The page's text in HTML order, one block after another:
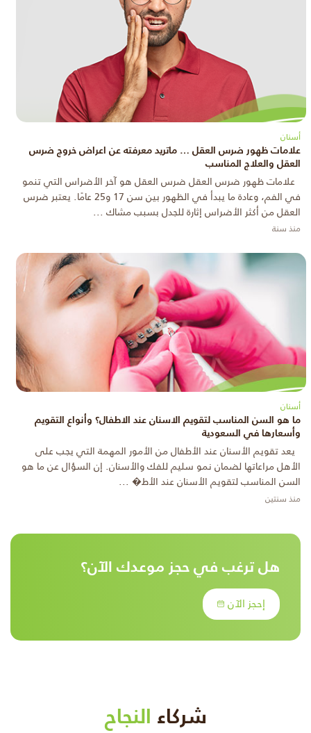
أسنان
علامات ظهور ضرس العقل … ماتريد معرفته عن اعراض خروج ضرس
العقل والعلاج المناسب
علامات ظهور ضرس العقل ضرس العقل هو آخر الأضراس التي تنمو
في الفم، وعادة ما يبدأ في الظهور بين سن 17 و25 عامًا. يعتبر ضرس
العقل من أكثر الأضراس إثارة للجدل بسبب مشاك ...
منذ سنة
أسنان
ما هو السن المناسب لتقويم الاسنان عند الاطفال؟ وأنواع التقويم
وأسعارها في السعودية
يعد تقويم الأسنان عند الأطفال من الأمور المهمة التي يجب على
الأهل مراعاتها لضمان نمو سليم للفك والأسنان. إن السؤال عن ما هو
السن المناسب لتقويم الأسنان عند الأط� ...
منذ سنتين
هل ترغب في حجز موعدك الآن؟
إحجز الآن
شركاء النجاح